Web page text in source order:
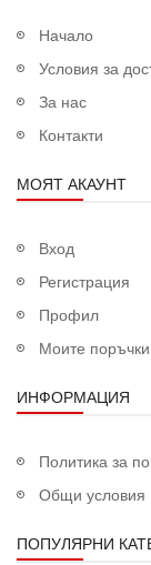
Начало
Условия за
За нас
Контакти
МОЯТ АКАУНТ
Вход
Регистрация
Профил
Моите поръчки
ИНФОРМАЦИЯ
Политика за
Общи условия
ПОПУЛЯРНИ